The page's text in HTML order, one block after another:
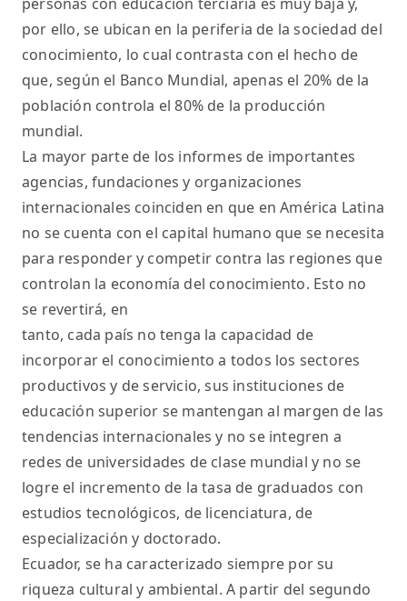
por ello, se ubican en la periferia de la sociedad del
conocimiento, lo cual contrasta con el hecho de
que, según el Banco Mundial, apenas el 20% de la
población controla el 80% de la producción
mundial.
La mayor parte de los informes de importantes
agencias, fundaciones y organizaciones
internacionales coinciden en que en América Latina
no se cuenta con el capital humano que se necesita
para responder y competir contra las regiones que
controlan la economía del conocimiento. Esto no
se revertirá, en
tanto, cada país no tenga la capacidad de
incorporar el conocimiento a todos los sectores
productivos y de servicio, sus instituciones de
educación superior se mantengan al margen de las
tendencias internacionales y no se integren a
redes de universidades de clase mundial y no se
logre el incremento de la tasa de graduados con
estudios tecnológicos, de licenciatura, de
especialización y doctorado.
Ecuador, se ha caracterizado siempre por su
riqueza cultural y ambiental. A partir del segundo